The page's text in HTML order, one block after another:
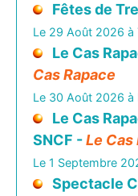
Fêtes de
Le 29 Août 2026 à
Le Cas
Cas Rapace
Le 30 Août 2026 à
Le Cas
SNCF -Le Cas
Le 1 Septembre
Spectacle